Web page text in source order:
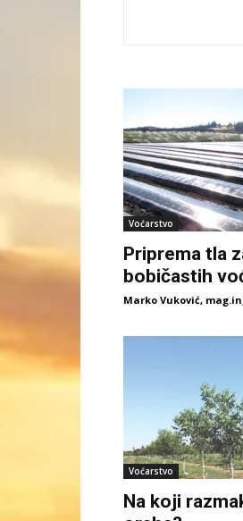
Voćarstvo
Priprema tla
bobičastih
Marko Vuković,
Voćarstvo
Na koji